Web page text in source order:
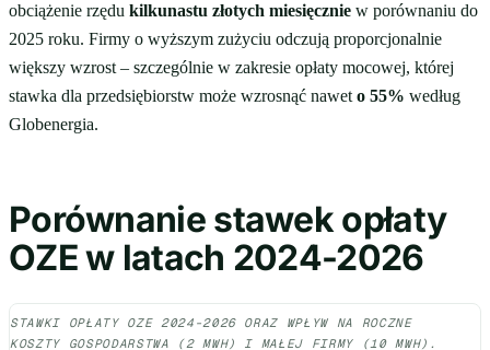
obciążenie rzędu kilkunastu złotych miesięcznie w porównaniu do
2025 roku. Firmy o wyższym zużyciu odczują proporcjonalnie
większy wzrost – szczególnie w zakresie opłaty mocowej, której
stawka dla przedsiębiorstw może wzrosnąć nawet o 55% według
Globenergia.
Porównanie stawek opłaty
OZE w latach 2024-2026
STAWKI OPŁATY OZE 2024-2026 ORAZ WPŁYW NA ROCZNE
KOSZTY GOSPODARSTWA (2 MWH) I MAŁEJ FIRMY (10 MWH).